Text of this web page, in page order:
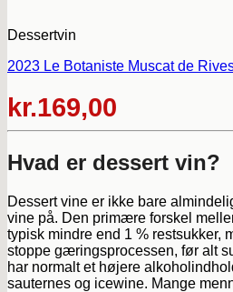
Dessertvin
2023 Le Botaniste Muscat de
kr.169,00
Hvad er dessert vin?
Dessert vine er ikke bare
vine på. Den primære forskel
typisk mindre end 1 % restsukker,
stoppe gæringsprocessen, før alt
har normalt et højere
sauternes og icewine. Mange